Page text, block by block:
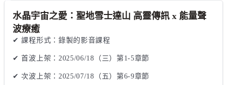
水晶宇宙之愛：聖地雪士達山 高靈傳訊 x 能量聲
波療癒
✔ 課程形式：錄製的影音課程
✔ 首波上架：2025/06/18（三）第1-5章節
✔ 次波上架：2025/07/18（五）第6-9章節